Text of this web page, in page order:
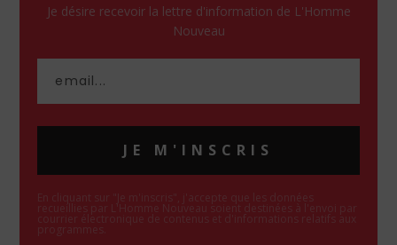
Je désire recevoir la lettre d'information de L'Homme
Nouveau
JE M'INSCRIS
En cliquant sur "Je m'inscris", j'accepte que les données
recueillies par L'Homme Nouveau soient destinées à l'envoi par
courrier électronique de contenus et d'informations relatifs aux
programmes.